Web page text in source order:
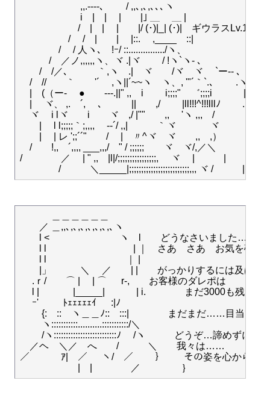
,,.----､　　 / ,,､,､,､､､ヽ
i　|　|　 |　　|｣ ＿ 　＿ |
/　|　|　 |　　|/ (･)|_| (･)|　ギウラスLv.100
/　 /　|　　|　 |::.　 ,____　::|
/　 / 人ヽ､　!ｰ/ ::.............../ヽ、
/　／ノ,,,,,,ヽ、ヾ .|ヾ ゞ　/ !ヽ`ヽ- ､
/　/／､　　　｀,ヽ　.|　ヾ　　/ヾ　ヾ　 `ー-- ､
/　//　　｀　　'´　 ,ヽ||´~~ヽ　ヽ、, '"´｀`.､　　 .ヽ
|　(（ー‐　 ●　　---.||" ,,　i　　 i;;;;"　゛;;;;i　　　 |
|　 ヾ、 ,.　´,　 ､　　　||　　,/　 　|ll!!!^!!!lllﾉ　　 .ﾉ
ヾ　 i lヾ　　i　　ヾ　,/ |""　　,, 　'ヽ ,,,　/　　　 |
|　 l l;;;;;｀;,,,, ゞ-‐´/ ,,|　　ゞ｀ヾ　 　　 ヾ　　　 |
|　 | レ ';;´´"　　/　 |　〃^ヾ　ヾ　　,,　,）　　　!
/　　!,,　´,,,, ___,,,/　" / ;;;;;;　　ヾ　ヾ/,／＼　　　｀)
/　　　　／　 | " ,,　|l|/;;;;;;;;;;;;;;;;,　 ヾ ゞ|　　　|　　　/
／ ＿,,､,､,､,､,､,､,､ヽ
l <　 　　　　　　ヽ　l　　どうなさいました………
l l　　　　　　　　　| ｜　さあ　さあ　お気を確
|」　　　＼ 　／　　| |　　がっかりするには及ば
.ｒ/　　⌒ |　 | ⌒ 　 r-,　　お客様のダレポは
l | 　　　 |_____| 　　　| i.　　　　まだ3000も残っ
ｰ' 　　 ﾄｪｪｪｪｪｲ 　 :|ﾉ
{:　::　ヽ＿＿ﾉ::　:::|　　　　まだまだ……目当ての
ヽ:::::::::::..........:::::::::::/＼
/ヽ::::::::::::::::::::::::::ﾉ 　/ヽ　　　どうぞ…諦めずにガ
／ヘ　＼／　へ　　/　　　＼　　我々は……
／　　　 ｱ|　／ 　 ヽ/　／　　 ｝　　その姿を心から